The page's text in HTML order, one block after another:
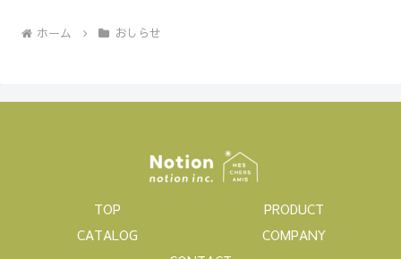
ホーム おしらせ
TOP
PRODUCT
CATALOG
COMPANY